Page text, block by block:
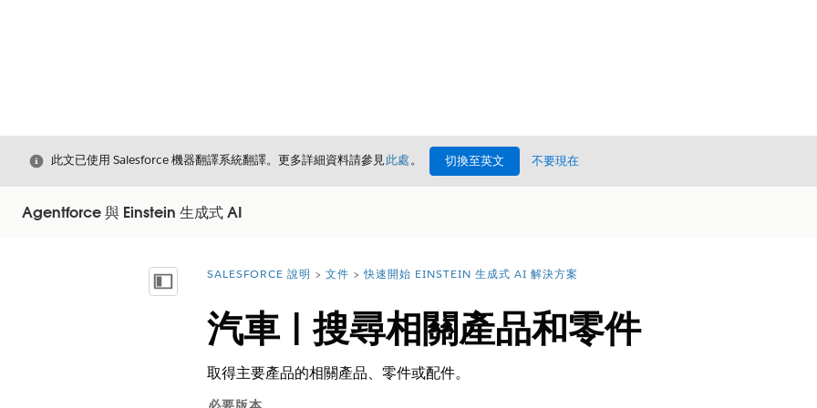
結束
此文已使用 Salesforce 機器翻譯系統翻譯。更多詳細資料請參見此處。 切換至英文 不要現在
Agentforce 與 Einstein 生成式 AI
顯示目錄 您位於此處：
SALESFORCE 說明 文件 快速開始 EINSTEIN 生成式 AI 解決方案
汽車 | 搜尋相關產品和零件
取得主要產品的相關產品、零件或配件。